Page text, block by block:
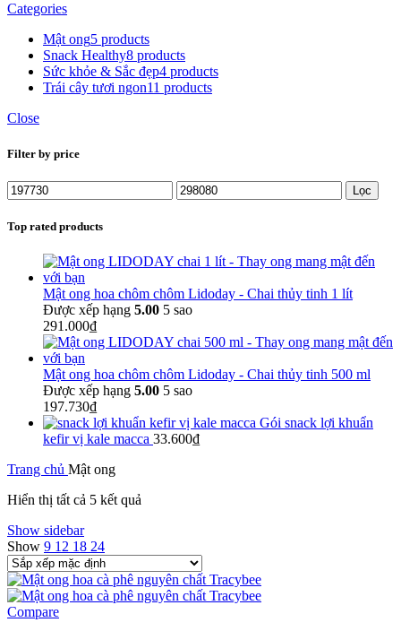
Categories
Mật ong5 products
Snack Healthy8 products
Sức khỏe & Sắc đẹp4 products
Trái cây tươi ngon11 products
Close
Filter by price
Giá
tối
thiểu
Giá
tối
Lọc
Top rated products
Mật ong hoa chôm chôm Lidoday - Chai thủy tinh 1 lít
Được xếp hạng 5.00 5 sao
291.000₫
Mật ong hoa chôm chôm Lidoday - Chai thủy tinh 500 ml
Được xếp hạng 5.00 5 sao
197.730₫
Gói snack lợi khuẩn
kefir vị kale macca 33.600₫
Trang chủ Mật ong
Hiển thị tất cả 5 kết quả
Show sidebar
Show 9 12 18 24
Compare